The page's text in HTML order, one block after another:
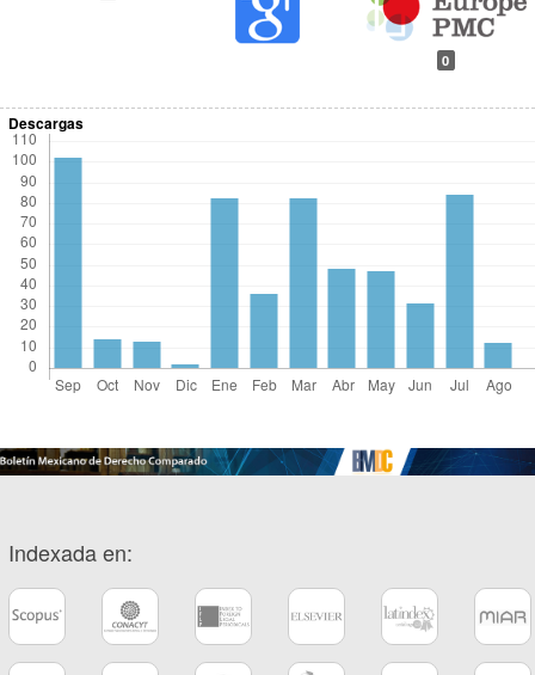
0
Descargas
Indexada en: